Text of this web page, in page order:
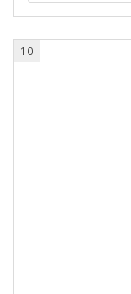
10